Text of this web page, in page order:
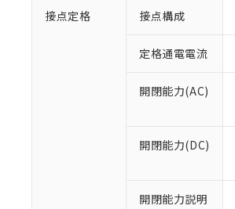
接点定格 接点構成
定格通電電流
開閉能力(AC)
開閉能力(DC)
開閉能力説明